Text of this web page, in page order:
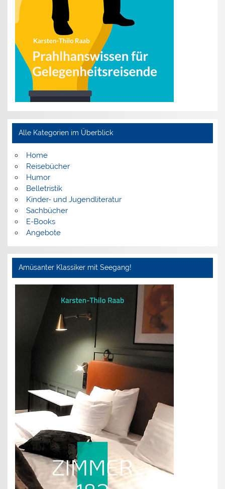
Alle Kategorien im Überblick
Home
Reisebücher
Humor
Belletristik
Kinder- und Jugendliteratur
Sachbücher
E-Books
Angebote
Amüsanter Klassiker mit Seegang!